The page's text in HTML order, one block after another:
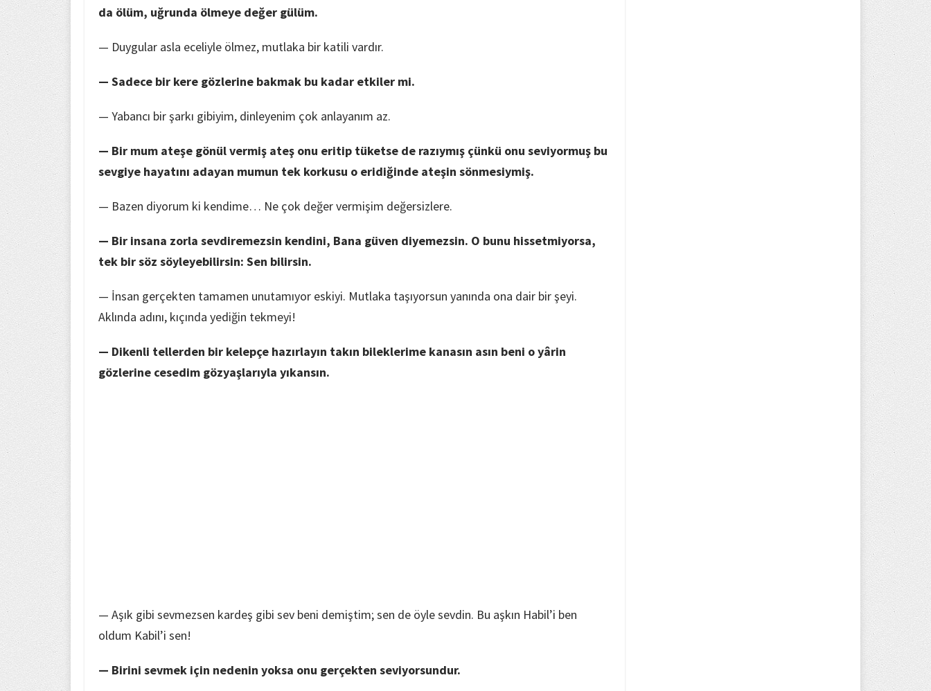
da ölüm, uğrunda ölmeye değer gülüm.
— Duygular asla eceliyle ölmez, mutlaka bir katili vardır.
— Sadece bir kere gözlerine bakmak bu kadar etkiler mi.
— Yabancı bir şarkı gibiyim, dinleyenim çok anlayanım az.
— Bir mum ateşe gönül vermiş ateş onu eritip tüketse de razıymış çünkü onu seviyormuş bu
sevgiye hayatını adayan mumun tek korkusu o eridiğinde ateşin sönmesiymiş.
— Bazen diyorum ki kendime… Ne çok değer vermişim değersizlere.
— Bir insana zorla sevdiremezsin kendini, Bana güven diyemezsin. O bunu hissetmiyorsa,
tek bir söz söyleyebilirsin: Sen bilirsin.
— İnsan gerçekten tamamen unutamıyor eskiyi. Mutlaka taşıyorsun yanında ona dair bir şeyi.
Aklında adını, kıçında yediğin tekmeyi!
— Dikenli tellerden bir kelepçe hazırlayın takın bileklerime kanasın asın beni o yârin
gözlerine cesedim gözyaşlarıyla yıkansın.
— Aşık gibi sevmezsen kardeş gibi sev beni demiştim; sen de öyle sevdin. Bu aşkın Habil’i ben
oldum Kabil’i sen!
— Birini sevmek için nedenin yoksa onu gerçekten seviyorsundur.